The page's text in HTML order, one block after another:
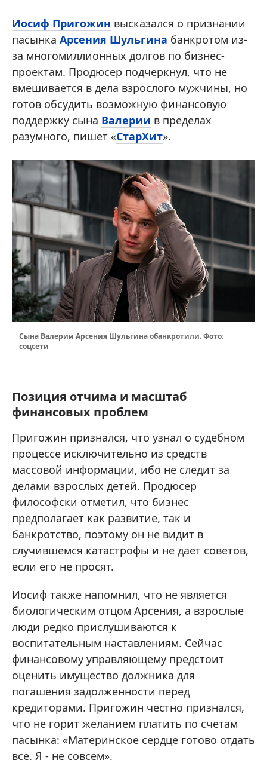
Иосиф Пригожин высказался о признании
пасынка Арсения Шульгина банкротом из-
за многомиллионных долгов по бизнес-
проектам. Продюсер подчеркнул, что не
вмешивается в дела взрослого мужчины, но
готов обсудить возможную финансовую
поддержку сына Валерии в пределах
разумного, пишет «СтарХит».
Сына Валерии Арсения Шульгина обанкротили. Фото:
соцсети
Позиция отчима и масштаб
финансовых проблем
Пригожин признался, что узнал о судебном
процессе исключительно из средств
массовой информации, ибо не следит за
делами взрослых детей. Продюсер
философски отметил, что бизнес
предполагает как развитие, так и
банкротство, поэтому он не видит в
случившемся катастрофы и не дает советов,
если его не просят.
Иосиф также напомнил, что не является
биологическим отцом Арсения, а взрослые
люди редко прислушиваются к
воспитательным наставлениям. Сейчас
финансовому управляющему предстоит
оценить имущество должника для
погашения задолженности перед
кредиторами. Пригожин честно признался,
что не горит желанием платить по счетам
пасынка: «Материнское сердце готово отдать
все. Я - не совсем».